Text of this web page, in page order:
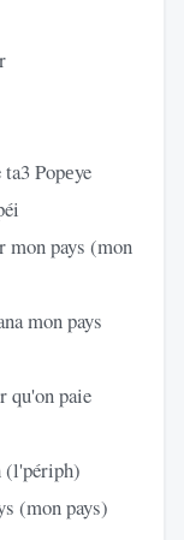
Popеye
mon pays (mon
mon pays
qu'on paie
(l'périph)
(mon pays)